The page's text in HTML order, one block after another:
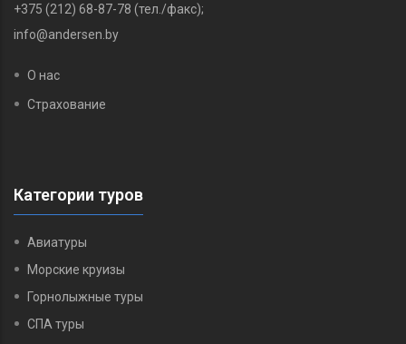
+375 (212) 68-87-78 (тел./факс);
info@andersen.by
О нас
Страхование
Категории туров
Авиатуры
Морские круизы
Горнолыжные туры
СПА туры